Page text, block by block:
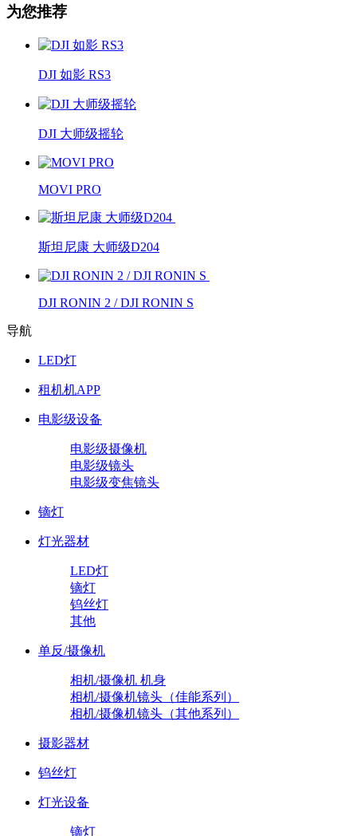
为您推荐
DJI 如影 RS3
DJI 大师级摇轮
MOVI PRO
斯坦尼康 大师级D204
DJI RONIN 2 / DJI RONIN S
导航
LED灯
租机机APP
电影级设备
电影级摄像机
电影级镜头
电影级变焦镜头
镝灯
灯光器材
LED灯
镝灯
钨丝灯
其他
单反/摄像机
相机/摄像机 机身
相机/摄像机镜头（佳能系列）
相机/摄像机镜头（其他系列）
摄影器材
钨丝灯
灯光设备
镝灯